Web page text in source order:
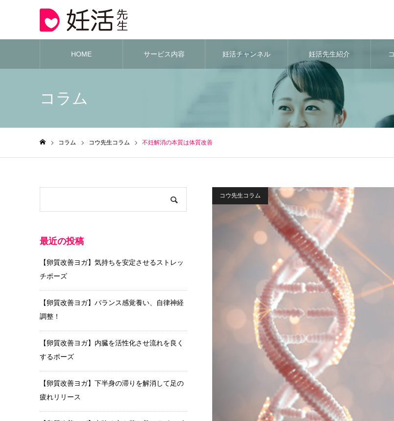
HOME サービス内容 妊活チャンネル 妊活先生紹介
コラム
コラム コウ先生コラム 不妊解消の本質は体質改善
コウ先生コラム
最近の投稿
【卵質改善ヨガ】気持ちを安定させるストレッ
チポーズ
【卵質改善ヨガ】バランス感覚養い、自律神経
調整！
【卵質改善ヨガ】内臓を活性化させ流れを良く
するポーズ
【卵質改善ヨガ】下半身の滞りを解消して足の
疲れリリース